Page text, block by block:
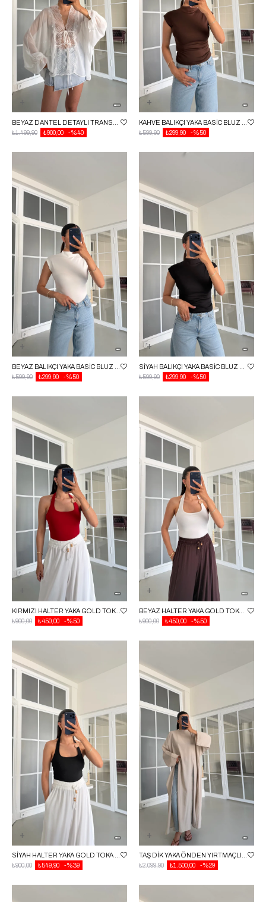
%40
₺900,00
₺1.499,90
%50
₺299,90
₺599,90
%50
₺299,90
₺599,90
%50
₺299,90
₺599,90
KIRMIZI HALTER YAKA GOLD TOKA DETAYLI BLUZ GAUS-01714
%50
₺450,00
₺900,00
BEYAZ HALTER YAKA GOLD TOKA DETAYLI BLUZ GAUS-01714
%50
₺450,00
₺900,00
SIYAH HALTER YAKA GOLD TOKA DETAYLI BLUZ GAUS-01714
%39
₺549,90
₺900,00
TAŞ DIK YAKA ÖNDEN YIRTMAÇLI TUNIK GAUS-01625
%29
₺1.500,00
₺2.099,90